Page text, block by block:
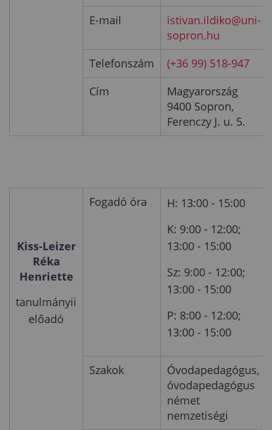
E-mail
istivan.ildiko@uni-
sopron.hu
Telefonszám
(+36 99) 518-947
Cím
Magyarország
9400 Sopron,
Ferenczy J. u. 5.
Kiss-Leizer
Réka
Henriette
tanulmányii
előadó
Fogadó óra
H: 13:00 - 15:00
K: 9:00 - 12:00;
13:00 - 15:00
Sz: 9:00 - 12:00;
13:00 - 15:00
P: 8:00 - 12:00;
13:00 - 15:00
Szakok
Óvodapedagógus,
óvodapedagógus
német
nemzetiségi